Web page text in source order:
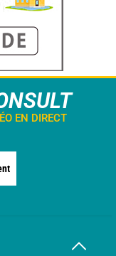
EN DIRECT